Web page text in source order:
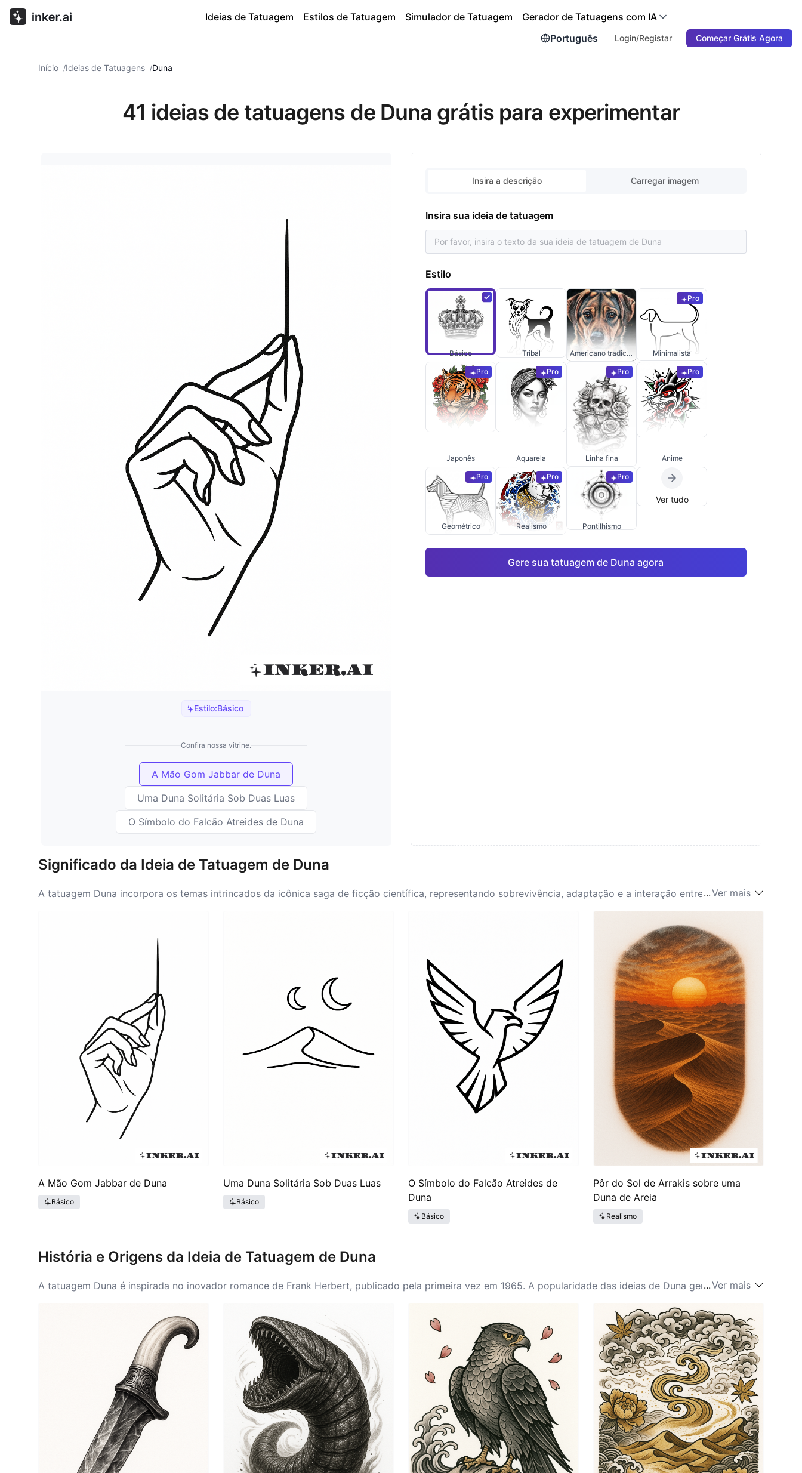
Português Login/Registar Começar Grátis Agora
Ideias de Tatuagem Estilos de Tatuagem Simulador de Tatuagem Gerador de Tatuagens com IA
Início /Ideias de Tatuagens /Duna
41 ideias de tatuagens de Duna grátis para experimentar
Estilo:Básico
Confira nossa vitrine.
A Mão Gom Jabbar de Duna
Uma Duna Solitária Sob Duas Luas
O Símbolo do Falcão Atreides de Duna
Insira a descrição Carregar imagem
Insira sua ideia de tatuagem
Estilo
Básico Tribal Americano tradicional
Pro
Minimalista
Pro
Japonês
Pro
Aquarela
Pro
Linha fina
Pro
Anime
Pro
Geométrico
Pro
Realismo
Pro
Pontilhismo
Ver tudo
Gere sua tatuagem de Duna agora
Significado da Ideia de Tatuagem de Duna
A tatuagem Duna incorpora os temas intrincados da icônica saga de ficção científica, representando sobrevivência, adaptação e a interação entre poder e
onde a água simboliza a vida e a escassez reina. Para os entusiastas, essa tatuagem serve como um lembrete da força pessoal e resiliência diante dos desafios
da vida. Além disso, o simbolismo de Duna reflete o equilíbrio entre a natureza e a humanidade, incentivando os indivíduos a respeitarem o meio ambiente
enquanto se dedicam a suas ocupações. Através de sua imagética, o significado de Duna evoca essa jornada de transformação e iluminação, apelando àqueles
que se veem em um caminho de crescimento e autodescoberta, tornando-se mais do que apenas uma escolha estética, mas uma declaração profunda da
filosofia de vida de cada um. No geral, o simbolismo de Duna ressoa com qualquer um que se identifique com os temas de luta, crescimento e a busca por
...Ver mais
A Mão Gom Jabbar de Duna
Básico
Uma Duna Solitária Sob Duas Luas
Básico
O Símbolo do Falcão Atreides de
Duna
Básico
Pôr do Sol de Arrakis sobre uma
Duna de Areia
Realismo
História e Origens da Ideia de Tatuagem de Duna
A tatuagem Duna é inspirada no inovador romance de Frank Herbert, publicado pela primeira vez em 1965. A popularidade das ideias de Duna gerou um
questões ecológicas, intrigas políticas e conflitos culturais, ela incentiva uma reflexão sobre os desafios contemporâneos da sociedade. Ao longo das décadas,
as ideias de Duna permeiam várias formas de arte, desde romances gráficos até filmes, solidificando ainda mais seu impacto na cultura pop. Tatuagens
celebrando essa lore surgiram à medida que os fãs buscavam se conectar com as filosofias e personagens que moldaram sua visão de mundo. À medida que
as adaptações continuavam a expandir o universo narrativo, as ideias de Duna inspiraram uma gama cada vez maior de tatuagens simbólicas, atraindo uma
nova geração de fãs que desejam levar consigo um pedaço dessa narrativa intrincada. A tatuagem Duna serve tanto como um emblema pessoal quanto uma
homenagem ao trabalho visionário que influenciou inúmeras vidas.
...Ver mais